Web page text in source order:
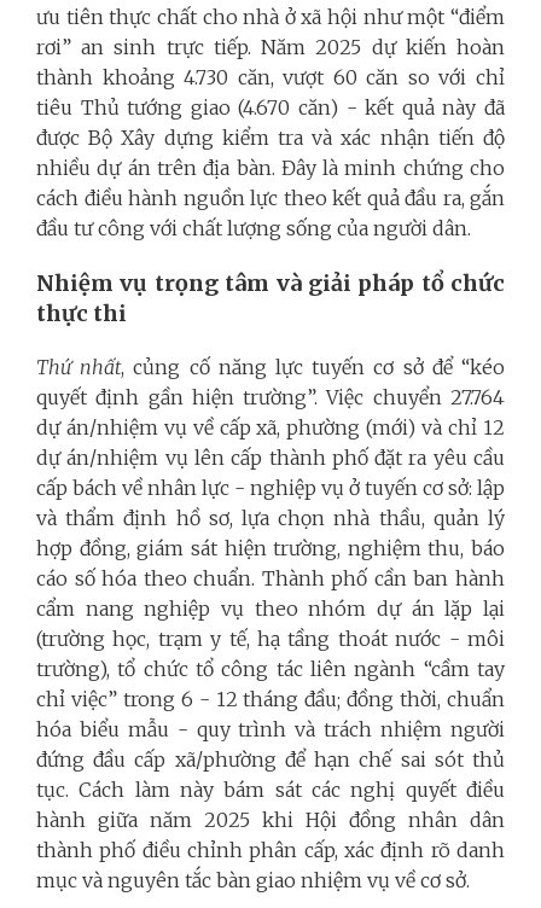
ưu tiên thực chất cho nhà ở xã hội như một “điểm
rơi” an sinh trực tiếp. Năm 2025 dự kiến hoàn
thành khoảng 4.730 căn, vượt 60 căn so với chỉ
tiêu Thủ tướng giao (4.670 căn) - kết quả này đã
được Bộ Xây dựng kiểm tra và xác nhận tiến độ
nhiều dự án trên địa bàn. Đây là minh chứng cho
cách điều hành nguồn lực theo kết quả đầu ra, gắn
đầu tư công với chất lượng sống của người dân.
Nhiệm vụ trọng tâm và giải pháp tổ chức
thực thi
Thứ nhất, củng cố năng lực tuyến cơ sở để “kéo
quyết định gần hiện trường”. Việc chuyển 27.764
dự án/nhiệm vụ về cấp xã, phường (mới) và chỉ 12
dự án/nhiệm vụ lên cấp thành phố đặt ra yêu cầu
cấp bách về nhân lực - nghiệp vụ ở tuyến cơ sở: lập
và thẩm định hồ sơ, lựa chọn nhà thầu, quản lý
hợp đồng, giám sát hiện trường, nghiệm thu, báo
cáo số hóa theo chuẩn. Thành phố cần ban hành
cẩm nang nghiệp vụ theo nhóm dự án lặp lại
(trường học, trạm y tế, hạ tầng thoát nước - môi
trường), tổ chức tổ công tác liên ngành “cầm tay
chỉ việc” trong 6 - 12 tháng đầu; đồng thời, chuẩn
hóa biểu mẫu - quy trình và trách nhiệm người
đứng đầu cấp xã/phường để hạn chế sai sót thủ
tục. Cách làm này bám sát các nghị quyết điều
hành giữa năm 2025 khi Hội đồng nhân dân
thành phố điều chỉnh phân cấp, xác định rõ danh
mục và nguyên tắc bàn giao nhiệm vụ về cơ sở.